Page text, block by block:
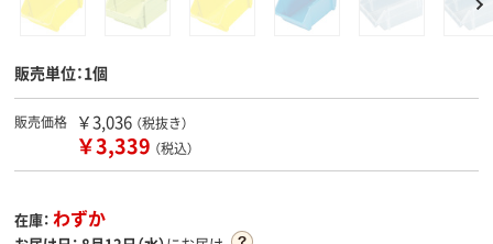
販売単位：1個
販売価格 ￥3,036 （税抜き）
￥3,339 （税込）
在庫： わずか